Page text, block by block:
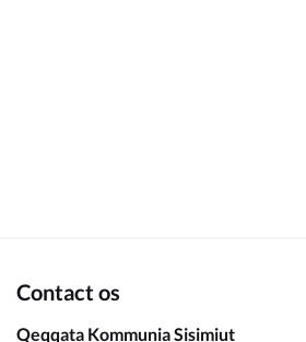
Contact os
Qeqqata Kommunia Sisimiut